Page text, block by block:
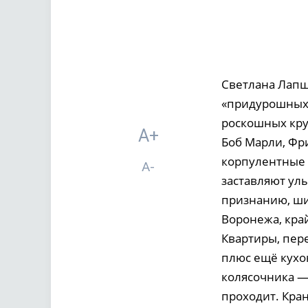
A+
A-
Светлана
роскошных
Боб Марли,
корпулентные
заставляют
признанию,
Воронежа,
Квартиры,
плюс ещё
колясочника
проходит.